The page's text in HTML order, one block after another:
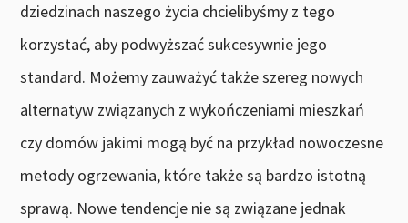
dziedzinach naszego życia chcielibyśmy z tego
korzystać, aby podwyższać sukcesywnie jego
standard. Możemy zauważyć także szereg nowych
alternatyw związanych z wykończeniami mieszkań
czy domów jakimi mogą być na przykład nowoczesne
metody ogrzewania, które także są bardzo istotną
sprawą. Nowe tendencje nie są związane jednak